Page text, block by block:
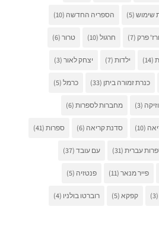
שימוש(5) הספריה החדשה (10)
פרק(7) חרגול(10) טרור(6)
(14) ילדות(7) יצחק לאור(3)
כנרת זמורה ביתן (33) כרמל(5)
(3) מחברות לספרות(6)
(10) סדנת קריאה (6) ספרות(41)
עברית(31) עם עובד(37)
פייר מנאר(11) פנטזיה (5)
(3) קפקא(5) רוברטו בולניו (4)